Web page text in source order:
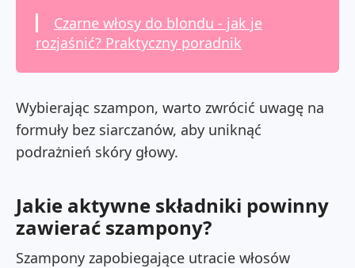
Czarne włosy do blondu - jak je
rozjaśnić? Praktyczny poradnik
Wybierając szampon, warto zwrócić uwagę na
formuły bez siarczanów, aby uniknąć
podrażnień skóry głowy.
Jakie aktywne składniki powinny
zawierać szampony?
Szampony zapobiegające utracie włosów